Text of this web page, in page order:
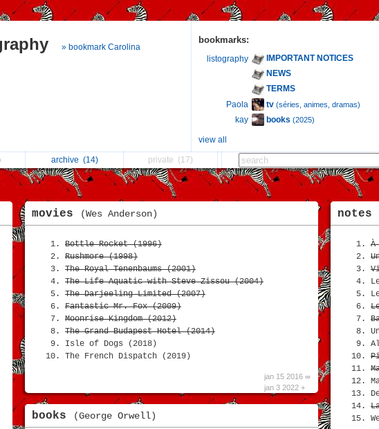
» bookmark Carolina
bookmarks:
listography
IMPORTANT NOTICES
NEWS
TERMS
Paola
tv (séries, animes, dramas)
kay books (2025)
view all
archive (14) private (17)
movies (Wes Anderson)
Bottle Rocket (1996)
Rushmore (1998)
The Royal Tenenbaums (2001)
The Life Aquatic with Steve Zissou (2004)
The Darjeeling Limited (2007)
Fantastic Mr. Fox (2009)
Moonrise Kingdom (2012)
The Grand Budapest Hotel (2014)
Isle of Dogs (2018)
The French Dispatch (2019)
jan 15 2016 ∞
jan 3 2022 +
books (George Orwell)
notes